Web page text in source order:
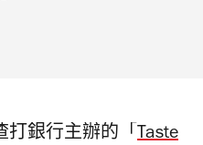
打銀行主辦的「 Taste